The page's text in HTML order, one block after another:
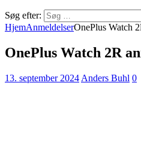
Søg efter:
HjemAnmeldelserOnePlus Watch
OnePlus Watch 2R
13. september 2024 Anders Buhl 0